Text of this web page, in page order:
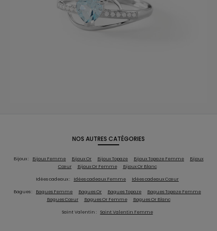
NOS AUTRES CATÉGORIES
Bijoux : Bijoux Femme Bijoux Or Bijoux Topaze Bijoux Topaze Femme
Bijoux
Cœur
Bijoux Or Femme Bijoux Or Blanc
Idées cadeaux : Idées cadeaux Femme Idées cadeaux Cœur
Bagues : Bagues Femme Bagues Or Bagues Topaze
Bagues Topaze Femme
Bagues Cœur
Bagues Or Femme Bagues Or Blanc
Saint Valentin : Saint Valentin Femme